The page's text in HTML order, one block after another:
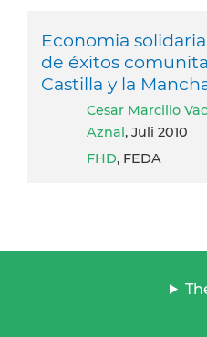
Economia
de éxitos
Castilla y la
Cesar Marcillo
Aznal, Juli 2010
FHD, FEDA